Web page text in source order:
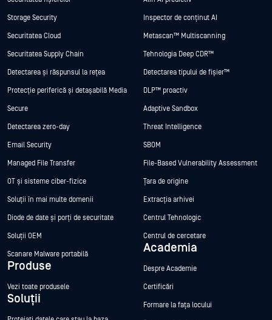
Storage Security
Securitatea Cloud
Securitatea Supply Chain
Detectarea și răspunsul la rețea
Protecție periferică și detașabilă Media
Secure
Detectarea zero-day
Email Security
Managed File Transfer
OT și sisteme ciber-fizice
Soluții în mai multe domenii
Diode de date și porți de securitate
Soluții OEM
Scanare Malware portabilă
Produse
Vezi toate produsele
Soluții
Inspector de conținut AI
Metascan™ Multiscanning
Tehnologia Deep CDR™
Detectarea tipului de fișier™
DLP™ proactiv
Adaptive Sandbox
Threat Intelligence
SBOM
File-Based Vulnerability Assessment
Țara de origine
Extracția arhivei
Centrul Tehnologic
Centrul de cercetare
Academia
Despre Academie
Certificări
Formare la fața locului